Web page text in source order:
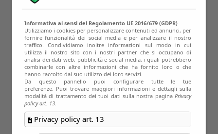
06
Gen
Informativa ai sensi del Regolamento UE 2016/679 (GDPR)
Utilizziamo i cookies per personalizzare contenuti ed annunci, per
fornire funzionalità dei social media e per analizzare il nostro
traffico. Condividiamo inoltre informazioni sul modo in cui
utilizza il nostro sito con i nostri partner che si occupano di
analisi dei dati web, pubblicità e social media, i quali potrebbero
combinarle con altre informazioni che ha fornito loro o che
hanno raccolto dal suo utilizzo dei loro servizi.
Da questo pannello puoi configurare tutte le tue
preferenze. Puoi trovare maggiori informazioni e dettagli sulla
modalità di trattamento dei tuoi dati sulla nostra paginaPrivacy
policy art. 13.
Privacy policy art. 13